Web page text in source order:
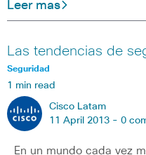
Leer mas
Las tendencias de
Seguridad
1 min read
Cisco Latam
11 April 2013 - 0
En un mundo cada vez